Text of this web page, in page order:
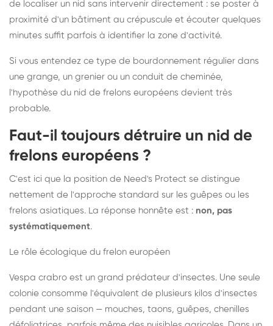
de localiser un nid sans intervenir directement : se poster à
proximité d'un bâtiment au crépuscule et écouter quelques
minutes suffit parfois à identifier la zone d'activité.
Si vous entendez ce type de bourdonnement régulier dans
une grange, un grenier ou un conduit de cheminée,
l'hypothèse du nid de frelons européens devient très
probable.
Faut-il toujours détruire un nid de
frelons européens ?
C'est ici que la position de Need's Protect se distingue
nettement de l'approche standard sur les guêpes ou les
frelons asiatiques. La réponse honnête est : non, pas
systématiquement.
Le rôle écologique du frelon européen
Vespa crabro est un grand prédateur d'insectes. Une seule
colonie consomme l'équivalent de plusieurs kilos d'insectes
pendant une saison — mouches, taons, guêpes, chenilles